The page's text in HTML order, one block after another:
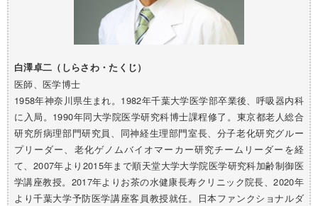
白澤卓二（しらさわ・たくじ）
医師、医学博士
1958年神奈川県生まれ。1982年千葉大学医学部卒業後、呼吸器内科
に入局。1990年同大学院医学研究科博士課程修了。東京都老人総合
研究所病理部門研究員、同神経生理部門室長、分子老化研究グルー
プリーダー、老化ゲノムバイオマーカー研究チームリーダーを経
て、2007年より2015年まで順天堂大学大学院医学研究科加齢制御医
学講座教授。2017年よりお茶の水健康長寿クリニック院長、2020年
より千葉大学予防医学講座客員教授就任。日本ファンクショナルダ